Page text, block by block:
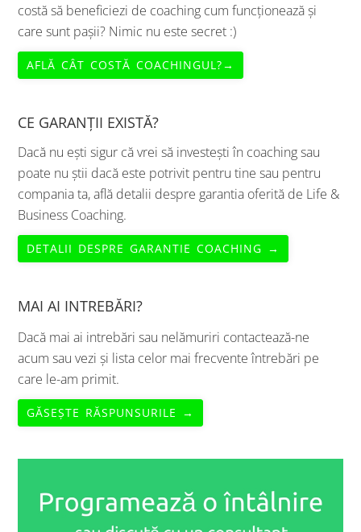
costă să beneficiezi de coaching cum funcționează și
care sunt pașii? Nimic nu este secret :)
AFLĂ CÂT COSTĂ COACHINGUL?→
CE GARANȚII EXISTĂ?
Dacă nu ești sigur că vrei să investești în coaching sau
poate nu știi dacă este potrivit pentru tine sau pentru
compania ta, află detalii despre garantia oferită de Life &
Business Coaching.
DETALII DESPRE GARANTIE COACHING →
MAI AI INTREBĂRI?
Dacă mai ai intrebări sau nelămuriri contactează-ne
acum sau vezi și lista celor mai frecvente întrebări pe
care le-am primit.
GĂSEȘTE RĂSPUNSURILE →